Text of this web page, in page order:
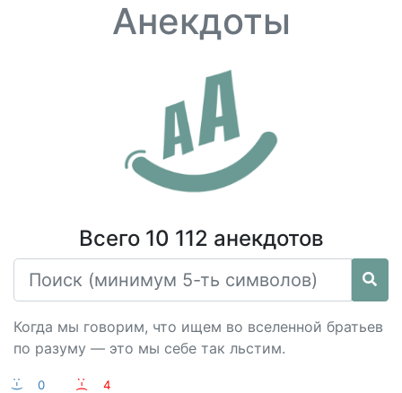
Анекдоты
Всего 10 112 анекдотов
Когда мы говорим, что ищем во вселенной братьев
по разуму — это мы себе так льстим.
:-) 0 :-(
4